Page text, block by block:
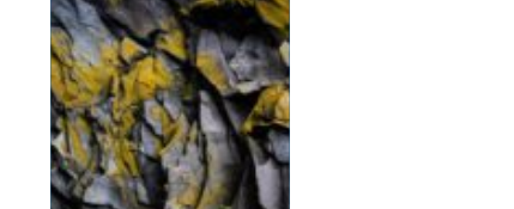
samtidigt frigöra tid till
kunder och affärer. När
lagar ändras ofta,
digitala system
uppdateras i snabb takt
och kraven fr...